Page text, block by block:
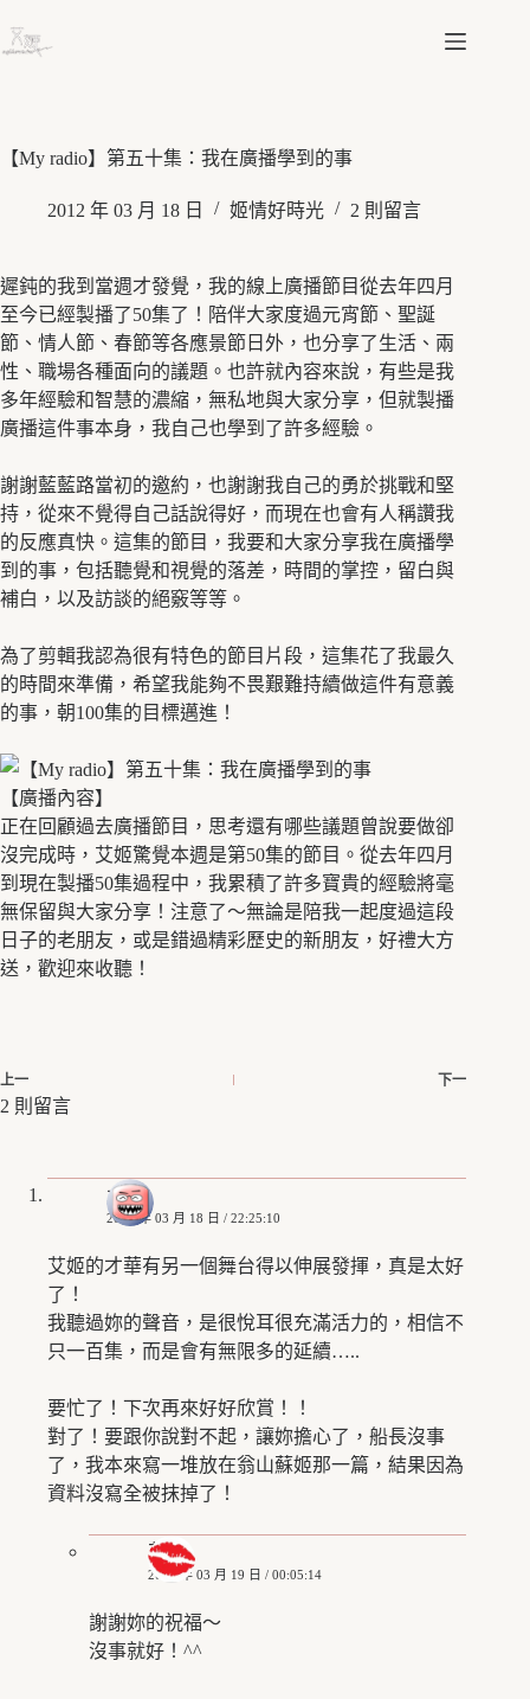
至
容【My radio】第五十集：我在廣播學到的事
2012 年 03 月 18 日 姬情好時光 2 則留言
遲鈍的我到當週才發覺，我的線上廣播節目從去年四月
至今已經製播了50集了！陪伴大家度過元宵節、聖誕
節、情人節、春節等各應景節日外，也分享了生活、兩
性、職場各種面向的議題。也許就內容來說，有些是我
多年經驗和智慧的濃縮，無私地與大家分享，但就製播
廣播這件事本身，我自己也學到了許多經驗。
謝謝藍藍路當初的邀約，也謝謝我自己的勇於挑戰和堅
持，從來不覺得自己話說得好，而現在也會有人稱讚我
的反應真快。這集的節目，我要和大家分享我在廣播學
到的事，包括聽覺和視覺的落差，時間的掌控，留白與
補白，以及訪談的絕竅等等。
為了剪輯我認為很有特色的節目片段，這集花了我最久
的時間來準備，希望我能夠不畏艱難持續做這件有意義
的事，朝100集的目標邁進！
【廣播內容】
正在回顧過去廣播節目，思考還有哪些議題曾說要做卻
沒完成時，艾姬驚覺本週是第50集的節目。從去年四月
到現在製播50集過程中，我累積了許多寶貴的經驗將毫
無保留與大家分享！注意了～無論是陪我一起度過這段
日子的老朋友，或是錯過精彩歷史的新朋友，好禮大方
送，歡迎來收聽！
上一 下一
2 則留言
水手
2012 年 03 月 18 日 / 22:25:10
艾姬的才華有另一個舞台得以伸展發揮，真是太好
了！
我聽過妳的聲音，是很悅耳很充滿活力的，相信不
只一百集，而是會有無限多的延續…..
要忙了！下次再來好好欣賞！！
對了！要跟你說對不起，讓妳擔心了，船長沒事
了，我本來寫一堆放在翁山蘇姬那一篇，結果因為
資料沒寫全被抹掉了！
艾姬
2012 年 03 月 19 日 / 00:05:14
謝謝妳的祝福～
沒事就好！^^